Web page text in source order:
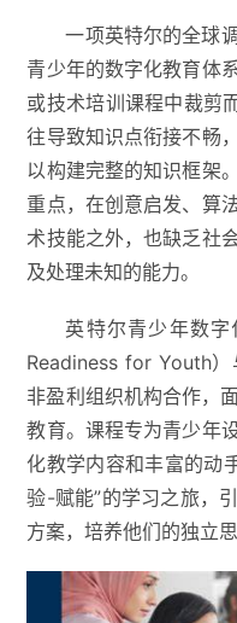
一项英特尔的全球
青少年的数字化教育体
或技术培训课程中裁剪
往导致知识点衔接不畅
以构建完整的知识框架
重点，在创意启发、算
术技能之外，也缺乏社
及处理未知的能力。
英特尔青少年数
Readiness for Youth）
非盈利组织机构合作，
教育。课程专为青少年
化教学内容和丰富的动
验-赋能”的学习之旅，
方案，培养他们的独立